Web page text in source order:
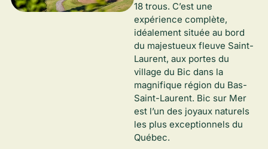
18 trous. C’est une
expérience complète,
idéalement située au bord
du majestueux fleuve Saint-
Laurent, aux portes du
village du Bic dans la
magnifique région du Bas-
Saint-Laurent. Bic sur Mer
est l’un des joyaux naturels
les plus exceptionnels du
Québec.